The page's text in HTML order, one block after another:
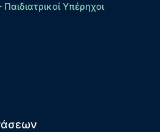
Υπέρηχοι